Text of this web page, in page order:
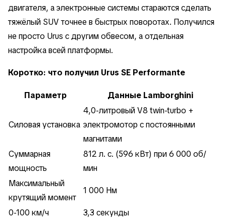
двигателя, а электронные системы стараются сделать
тяжёлый SUV точнее в быстрых поворотах. Получился
не просто Urus с другим обвесом, а отдельная
настройка всей платформы.
Коротко: что получил Urus SE Performante
Параметр Данные Lamborghini
Силовая установка
4,0-литровый V8 twin-turbo +
электромотор с постоянными
магнитами
Суммарная
мощность
812 л. с. (596 кВт) при 6 000 об/
мин
Максимальный
крутящий момент
1 000 Нм
0-100 км/ч
3,3 секунды